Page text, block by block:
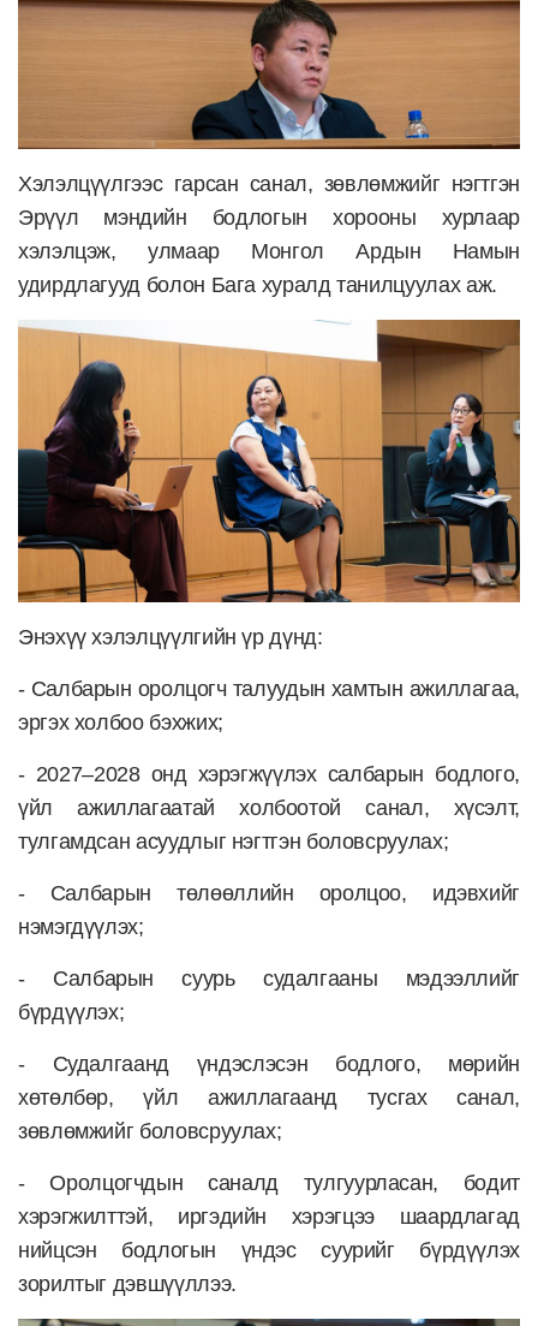
Хэлэлцүүлгээс гарсан санал, зөвлөмжийг нэгтгэн
Эрүүл мэндийн бодлогын хорооны хурлаар
хэлэлцэж, улмаар Монгол Ардын Намын
удирдлагууд болон Бага хуралд танилцуулах аж.
Энэхүү хэлэлцүүлгийн үр дүнд:
- Салбарын оролцогч талуудын хамтын ажиллагаа,
эргэх холбоо бэхжих;
- 2027–2028 онд хэрэгжүүлэх салбарын бодлого,
үйл ажиллагаатай холбоотой санал, хүсэлт,
тулгамдсан асуудлыг нэгтгэн боловсруулах;
- Салбарын төлөөллийн оролцоо, идэвхийг
нэмэгдүүлэх;
- Салбарын суурь судалгааны мэдээллийг
бүрдүүлэх;
- Судалгаанд үндэслэсэн бодлого, мөрийн
хөтөлбөр, үйл ажиллагаанд тусгах санал,
зөвлөмжийг боловсруулах;
- Оролцогчдын саналд тулгуурласан, бодит
хэрэгжилттэй, иргэдийн хэрэгцээ шаардлагад
нийцсэн бодлогын үндэс суурийг бүрдүүлэх
зорилтыг дэвшүүллээ.